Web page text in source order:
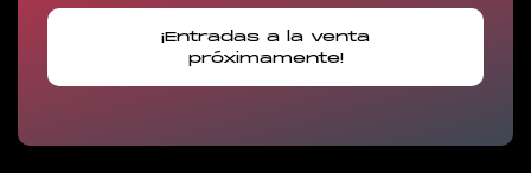
¡Entradas a la venta
próximamente!